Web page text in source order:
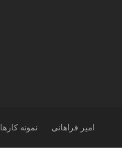
امیر فراهانی نمونه کارها